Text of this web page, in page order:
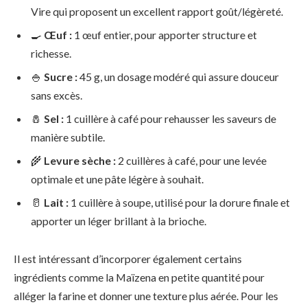
Vire qui proposent un excellent rapport goût/légèreté.
🍳 Œuf : 1 œuf entier, pour apporter structure et
richesse.
🍚 Sucre :45 g, un dosage modéré qui assure douceur
sans excès.
🧂 Sel : 1 cuillère à café pour rehausser les saveurs de
manière subtile.
🌾 Levure sèche : 2 cuillères à café, pour une levée
optimale et une pâte légère à souhait.
🥛 Lait : 1 cuillère à soupe, utilisé pour la dorure finale et
apporter un léger brillant à la brioche.
Il est intéressant d’incorporer également certains
ingrédients comme la Maïzena en petite quantité pour
alléger la farine et donner une texture plus aérée. Pour les